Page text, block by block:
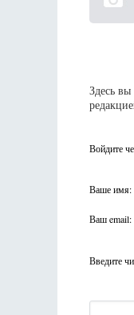
Здесь
Войдите
Ваше имя:
Ваш email:
Введите